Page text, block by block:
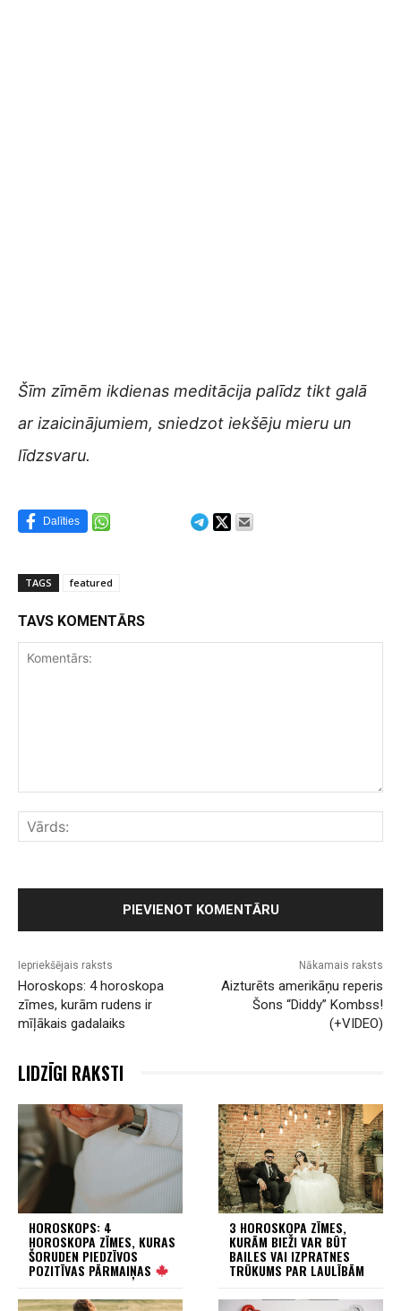
Šīm zīmēm ikdienas meditācija palīdz tikt galā
ar izaicinājumiem, sniedzot iekšēju mieru un
līdzsvaru.
Dalīties
TAGS featured
TAVS KOMENTĀRS
Iepriekšējais raksts
Horoskops: 4 horoskopa
zīmes, kurām rudens ir
mīļākais gadalaiks
Nākamais raksts
Aizturēts amerikāņu reperis
Šons “Diddy” Kombss!
(+VIDEO)
LIDZĪGI RAKSTI
HOROSKOPS: 4
HOROSKOPA ZĪMES, KURAS
ŠORUDEN PIEDZĪVOS
POZITĪVAS PĀRMAIŅAS
3 HOROSKOPA ZĪMES,
KURĀM BIEŽI VAR BŪT
BAILES VAI IZPRATNES
TRŪKUMS PAR LAULĪBĀM